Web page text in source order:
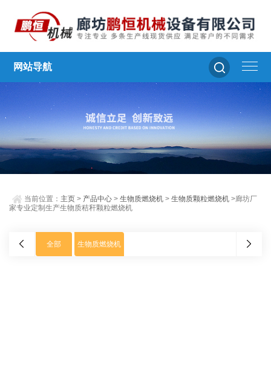
网站导航
当前位置： 主页 > 产品中心 >生物质燃烧机 >生物质颗粒燃烧机 >廊坊厂
家专业定制生产生物质秸秆颗粒燃烧机
全部 生物质燃烧机